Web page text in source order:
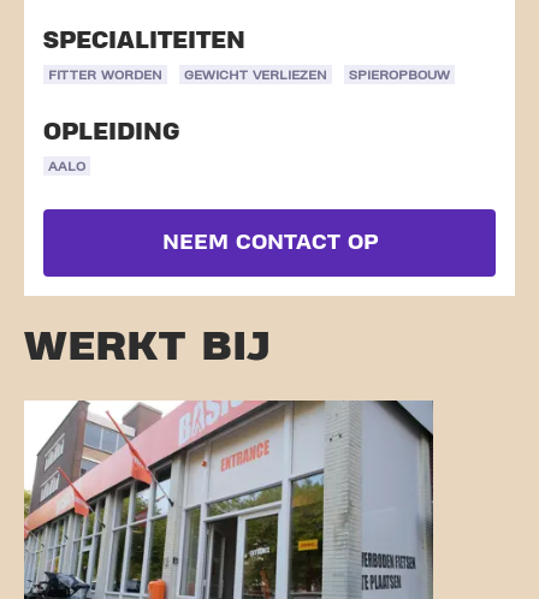
SPECIALITEITEN
FITTER WORDEN GEWICHT VERLIEZEN SPIEROPBOUW
OPLEIDING
AALO
NEEM CONTACT OP
WERKT BIJ